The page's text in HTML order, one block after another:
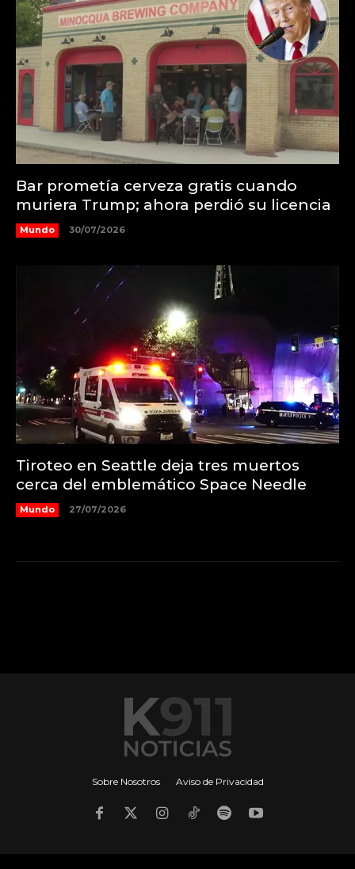
Bar prometía cerveza gratis cuando
muriera Trump; ahora perdió su licencia
Mundo 30/07/2026
Tiroteo en Seattle deja tres muertos
cerca del emblemático Space Needle
Mundo 27/07/2026
Sobre Nosotros Aviso de Privacidad